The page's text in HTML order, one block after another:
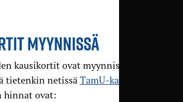
MYYNNISSÄ
kausikortit ovat myynnissä
tietenkin netissä TamU-kaupassa
hinnat ovat: